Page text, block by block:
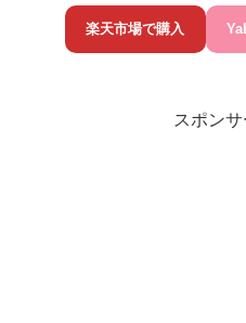
楽天市場で購入
スポン